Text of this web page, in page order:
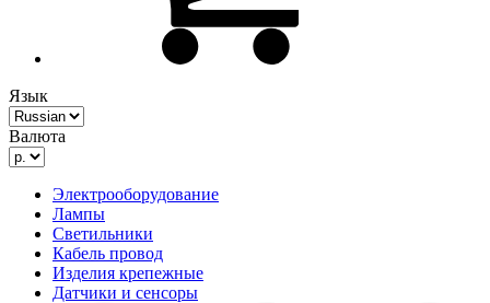
Язык
Валюта
Электрооборудование
Лампы
Светильники
Кабель провод
Изделия крепежные
Датчики и сенсоры